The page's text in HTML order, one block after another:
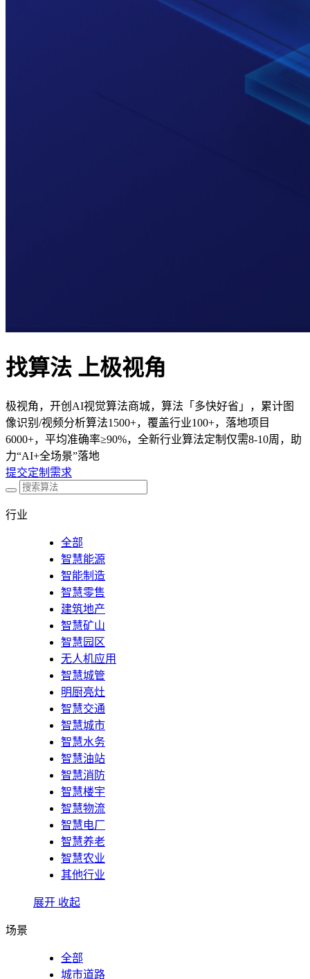
找算法 上极视角
极视角，开创AI视觉算法商城，算法「多快好省」，累计图
像识别/视频分析算法1500+，覆盖行业100+，落地项目
6000+，平均准确率≥90%，全新行业算法定制仅需8-10周，助
力“AI+全场景”落地
提交定制需求
行业
全部
智慧能源
智能制造
智慧零售
建筑地产
智慧矿山
智慧园区
无人机应用
智慧城管
明厨亮灶
智慧交通
智慧城市
智慧水务
智慧油站
智慧消防
智慧楼宇
智慧物流
智慧电厂
智慧养老
智慧农业
其他行业
展开 收起
场景
全部
城市道路